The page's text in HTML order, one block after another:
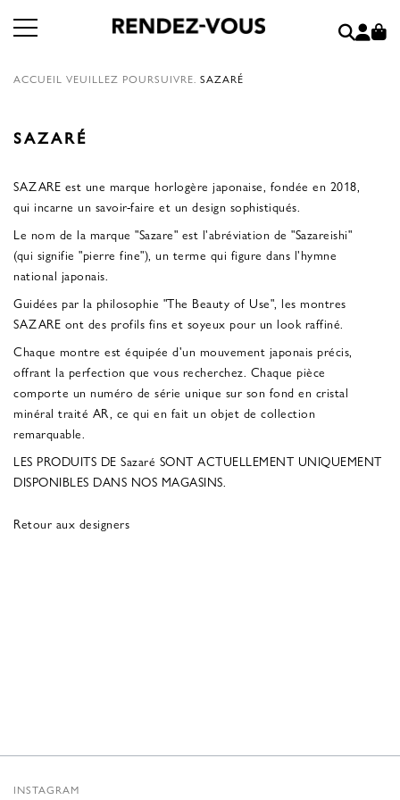
ACCUEIL VEUILLEZ POURSUIVRE. SAZARÉ
SAZARÉ
SAZARE est une marque horlogère japonaise, fondée en 2018,
qui incarne un savoir-faire et un design sophistiqués.
Le nom de la marque "Sazare" est l'abréviation de "Sazareishi"
(qui signifie "pierre fine"), un terme qui figure dans l'hymne
national japonais.
Guidées par la philosophie "The Beauty of Use", les montres
SAZARE ont des profils fins et soyeux pour un look raffiné.
Chaque montre est équipée d'un mouvement japonais précis,
offrant la perfection que vous recherchez. Chaque pièce
comporte un numéro de série unique sur son fond en cristal
minéral traité AR, ce qui en fait un objet de collection
remarquable.
LES PRODUITS DE Sazaré SONT ACTUELLEMENT UNIQUEMENT
DISPONIBLES DANS NOS MAGASINS.
Retour aux designers
INSTAGRAM